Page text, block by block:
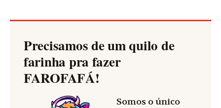
Precisamos de um quilo de
farinha pra fazer
FAROFAFÁ!
Somos o único